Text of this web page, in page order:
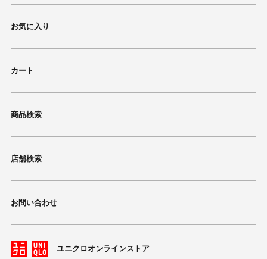
お気に入り
カート
商品検索
店舗検索
お問い合わせ
ユニクロオンラインストア